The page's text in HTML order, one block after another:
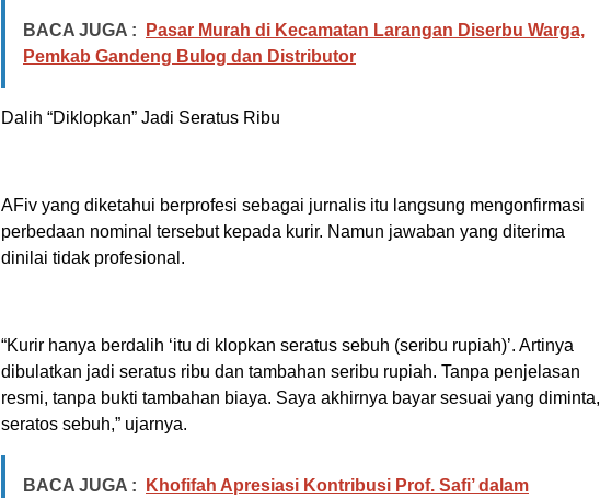
BACA JUGA :
Pasar Murah di Kecamatan Larangan Diserbu Warga,
Pemkab Gandeng Bulog dan Distributor
Dalih “Diklopkan” Jadi Seratus Ribu
AFiv yang diketahui berprofesi sebagai jurnalis itu langsung mengonfirmasi
perbedaan nominal tersebut kepada kurir. Namun jawaban yang diterima
dinilai tidak profesional.
“Kurir hanya berdalih ‘itu di klopkan seratus sebuh (seribu rupiah)’. Artinya
dibulatkan jadi seratus ribu dan tambahan seribu rupiah. Tanpa penjelasan
resmi, tanpa bukti tambahan biaya. Saya akhirnya bayar sesuai yang diminta,
seratos sebuh,” ujarnya.
BACA JUGA :
Khofifah Apresiasi Kontribusi Prof. Safi’ dalam